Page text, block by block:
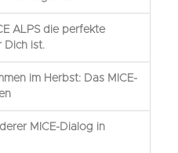
ALPS die perfekte
Dich ist.
im Herbst: Das MICE-
MICE-Dialog in